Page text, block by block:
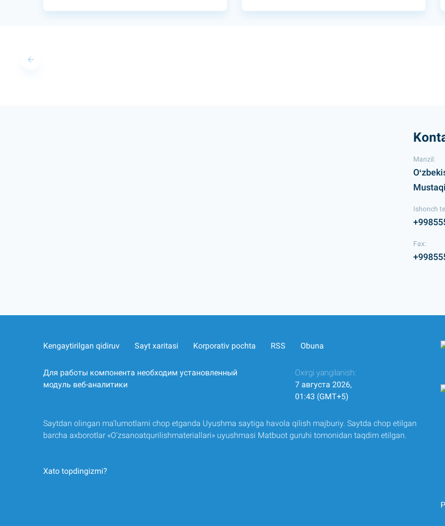
Manzil:
Ishonch
Fax:
Kengaytirilgan qidiruv Sayt xaritasi Korporativ pochta RSS Obuna
Для работы компонента необходим установленный
модуль веб-аналитики
Oxirgi yangilanish:
7 августа 2026,
01:43 (GMT+5)
Saytdan olingan ma’lumotlarni chop etganda Uyushma saytiga havola qilish majburiy. Saytda chop etilgan
barcha axborotlar «O‘zsanoatqurilishmateriallari» uyushmasi Matbuot guruhi tomonidan taqdim etilgan.
Xato topdingizmi?